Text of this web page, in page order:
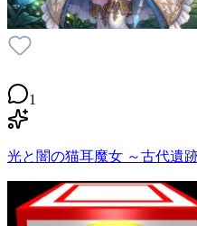
1
光と闇の猫耳魔女 ～古代遺